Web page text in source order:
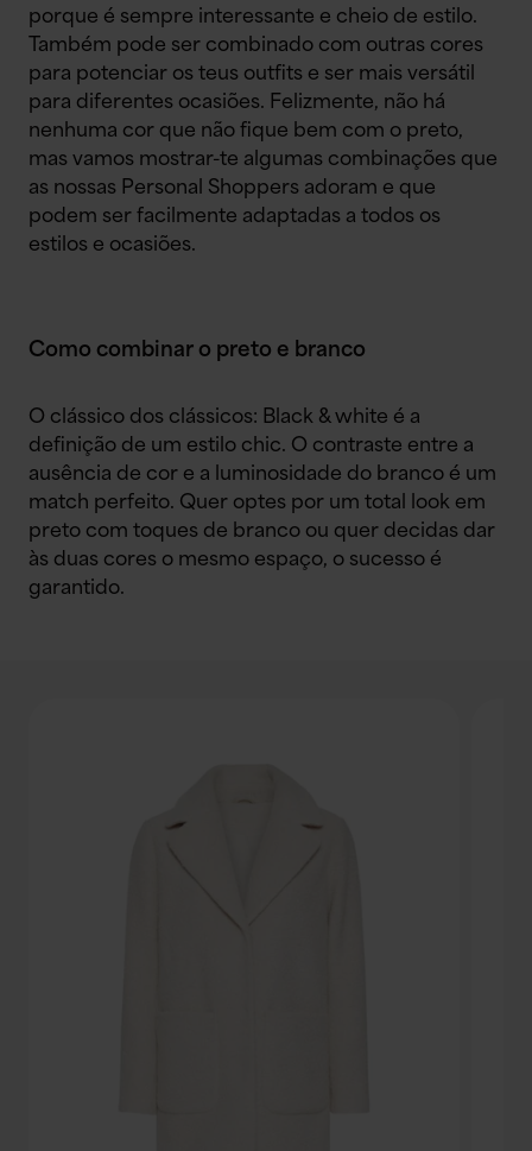
porque é sempre interessante e cheio de estilo.
Também pode ser combinado com outras cores
para potenciar os teus outfits e ser mais versátil
para diferentes ocasiões. Felizmente, não há
nenhuma cor que não fique bem com o preto,
mas vamos mostrar-te algumas combinações que
as nossas Personal Shoppers adoram e que
podem ser facilmente adaptadas a todos os
estilos e ocasiões.
Como combinar o preto e branco
O clássico dos clássicos: Black & white é a
definição de um estilo chic. O contraste entre a
ausência de cor e a luminosidade do branco é um
match perfeito. Quer optes por um total look em
preto com toques de branco ou quer decidas dar
às duas cores o mesmo espaço, o sucesso é
garantido.